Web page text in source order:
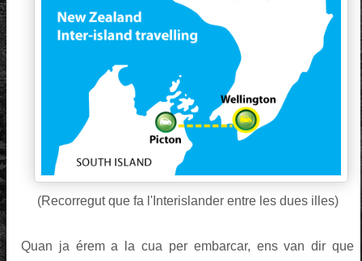
(Recorregut que fa l'Interislander entre les dues illes)
Quan ja érem a la cua per embarcar, ens van dir que